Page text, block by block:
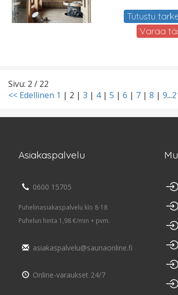
Tutustu
Varaa
Sivu: 2 / 22
<< Edellinen 1 | 2 | 3 | 4| 5 | 6 | 7 | 8 | 9...
Asiakaspalvelu
0600 15705
Puhelinasiakaspalvelu klo 8-18
Puhelun hinta 1,98 €/min + pvm.
asiakaspalvelu@saunaonline.fi
Online-varaukset 24/7